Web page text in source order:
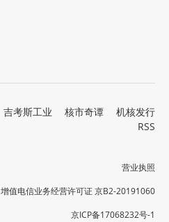
吉考斯工业 核市奇谭
机核发行
RSS
营业执照
增值电信业务经营许可证 京B2-20191060
京ICP备17068232号-1